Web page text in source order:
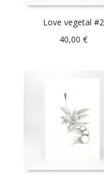
Love vegetal #2
40,00 €